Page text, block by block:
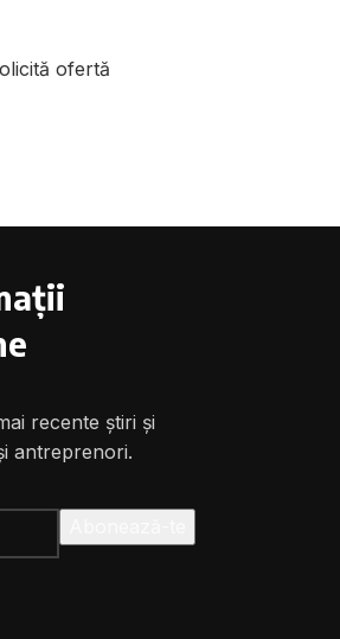
ofertă
recente știri și
antreprenori.